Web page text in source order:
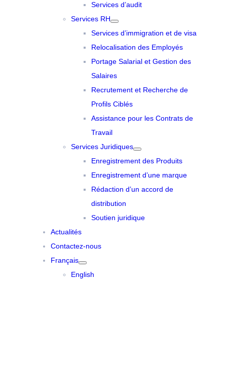
Services d’audit
Services RH
Services d’immigration et de visa
Relocalisation des Employés
Portage Salarial et Gestion des
Salaires
Recrutement et Recherche de
Profils Ciblés
Assistance pour les Contrats de
Travail
Services Juridiques
Enregistrement des Produits
Enregistrement d’une marque
Rédaction d’un accord de
distribution
Soutien juridique
Actualités
Contactez-nous
Français
English